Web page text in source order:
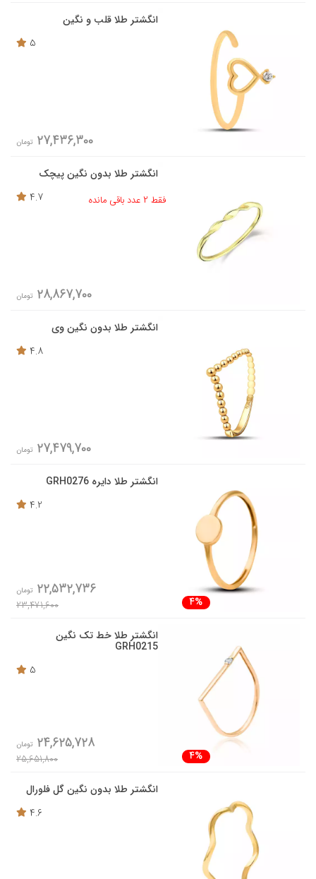
انگشتر طلا قلب و نگین
5
27,436,300 تومان
انگشتر طلا بدون نگین پیچک
فقط 2 عدد باقی مانده
4.7
28,867,700 تومان
انگشتر طلا بدون نگین وی
4.8
27,479,700 تومان
انگشتر طلا دایره GRH0276
4.2
4%
22,532,736 تومان
23,471,600
انگشتر طلا خط تک نگین
GRH0215
5
4%
24,625,728 تومان
25,651,800
انگشتر طلا بدون نگین گل فلورال
4.6